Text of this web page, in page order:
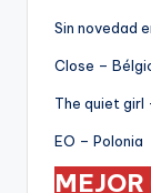
Sin novedad
Close –
The quiet girl
EO – Polonia